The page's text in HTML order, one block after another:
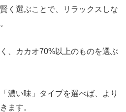
く選ぶことで、リラックスしな
、カカオ70%以上のものを選ぶ
濃い味」タイプを選べば、より
ます。